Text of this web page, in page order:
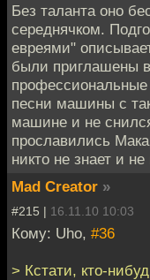
Без таланта оно
середнячком.
евреями"
были приглашены
песни машины с
машине и не
прославились
никто не знает и
Mad Creator »
#215 | 16.11.10 10:03
Кому: Uho, #36
> Кстати, кто-